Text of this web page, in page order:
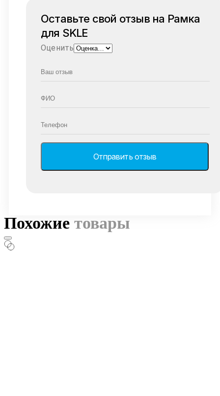
Оставьте свой отзыв на Рамка
для SKLE
Оценить
Похожие товары